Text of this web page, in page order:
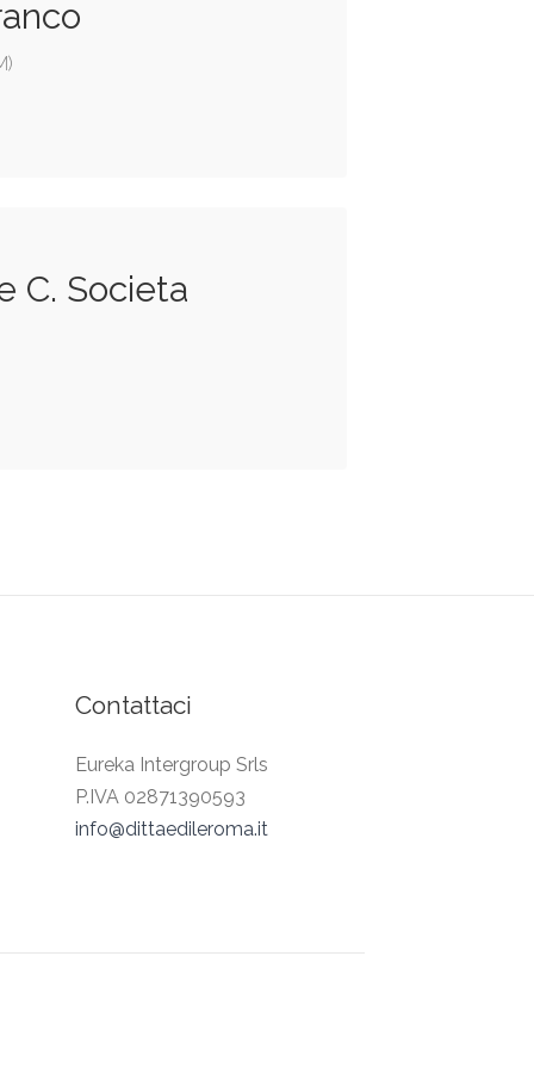
C. Societa
Contattaci
Eureka Intergroup Srls
P.IVA 02871390593
info@dittaedileroma.it